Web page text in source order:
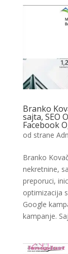
Branko
sajta, SEO
Facebook
od strane
Branko
nekretnine,
preporuci,
optimizacija
Google
kampanje.